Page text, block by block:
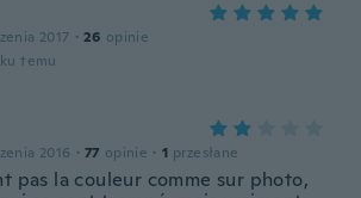
2017 · 26 opinie
temu
2016 · 77 opinie · 1 przesłane
pas la couleur comme sur photo,